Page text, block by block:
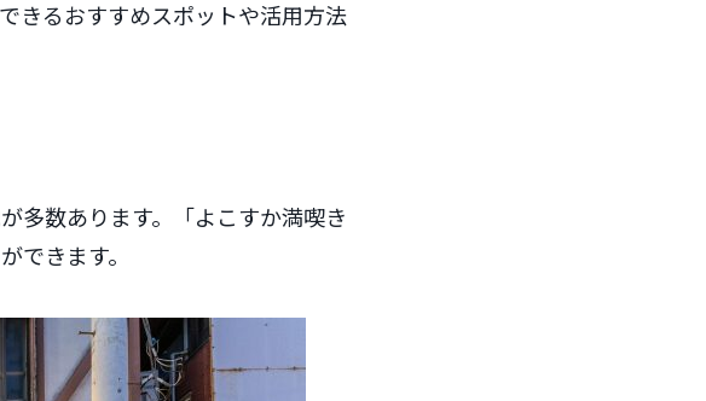
きるおすすめスポットや活用方法
多数あります。「よこすか満喫き
できます。